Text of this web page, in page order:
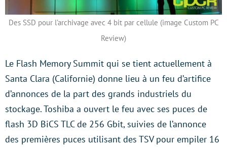
Des SSD pour l’archivage avec 4 bit par cellule (image Custom PC
Review)
Le Flash Memory Summit qui se tient actuellement à
Santa Clara (Californie) donne lieu à un feu d’artifice
d’annonces de la part des grands industriels du
stockage. Toshiba a ouvert le feu avec ses puces de
flash 3D BiCS TLC de 256 Gbit, suivies de l’annonce
des premières puces utilisant des TSV pour empiler 16